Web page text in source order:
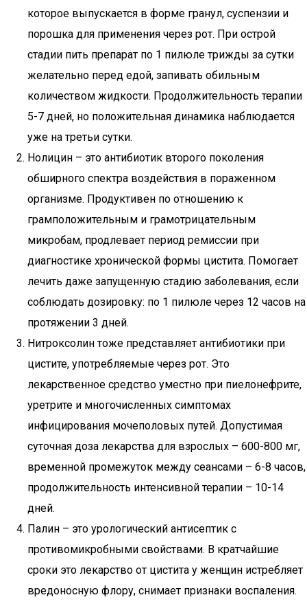
которое выпускается в форме гранул, суспензии и
порошка для применения через рот. При острой
стадии пить препарат по 1 пилюле трижды за сутки
желательно перед едой, запивать обильным
количеством жидкости. Продолжительность терапии
5-7 дней, но положительная динамика наблюдается
уже на третьи сутки.
Нолицин – это антибиотик второго поколения
обширного спектра воздействия в пораженном
организме. Продуктивен по отношению к
грамположительным и грамотрицательным
микробам, продлевает период ремиссии при
диагностике хронической формы цистита. Помогает
лечить даже запущенную стадию заболевания, если
соблюдать дозировку: по 1 пилюле через 12 часов на
протяжении 3 дней.
Нитроксолин тоже представляет антибиотики при
цистите, употребляемые через рот. Это
лекарственное средство уместно при пиелонефрите,
уретрите и многочисленных симптомах
инфицирования мочеполовых путей. Допустимая
суточная доза лекарства для взрослых – 600-800 мг,
временной промежуток между сеансами – 6-8 часов,
продолжительность интенсивной терапии – 10-14
дней.
Палин – это урологический антисептик с
противомикробными свойствами. В кратчайшие
сроки это лекарство от цистита у женщин истребляет
вредоносную флору, снимает признаки воспаления.